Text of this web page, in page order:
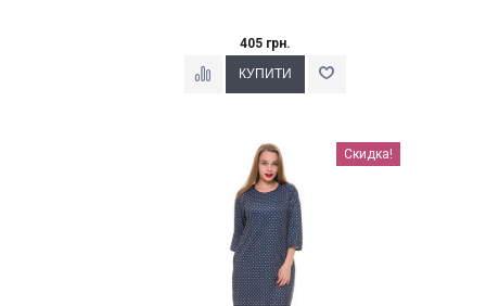
405 грн.
Наклейки Варіант з % Скидка!